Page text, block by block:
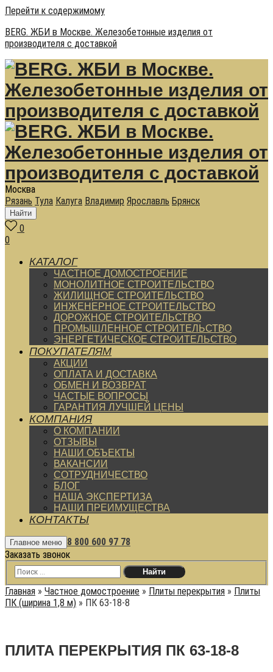
Перейти к содержимому
BERG. ЖБИ в Москве. Железобетонные изделия от
производителя с доставкой
Москва
Рязань Тула Калуга Владимир Ярославль Брянск
Найти
0
0
КАТАЛОГ
ЧАСТНОЕ ДОМОСТРОЕНИЕ
МОНОЛИТНОЕ СТРОИТЕЛЬСТВО
ЖИЛИЩНОЕ СТРОИТЕЛЬСТВО
ИНЖЕНЕРНОЕ СТРОИТЕЛЬСТВО
ДОРОЖНОЕ СТРОИТЕЛЬСТВО
ПРОМЫШЛЕННОЕ СТРОИТЕЛЬСТВО
ЭНЕРГЕТИЧЕСКОЕ СТРОИТЕЛЬСТВО
ПОКУПАТЕЛЯМ
АКЦИИ
ОПЛАТА И ДОСТАВКА
ОБМЕН И ВОЗВРАТ
ЧАСТЫЕ ВОПРОСЫ
ГАРАНТИЯ ЛУЧШЕЙ ЦЕНЫ
КОМПАНИЯ
О КОМПАНИИ
ОТЗЫВЫ
НАШИ ОБЪЕКТЫ
ВАКАНСИИ
СОТРУДНИЧЕСТВО
БЛОГ
НАША ЭКСПЕРТИЗА
НАШИ ПРЕИМУЩЕСТВА
КОНТАКТЫ
Главное меню 8 800 600 97 78
Заказать звонок
Главная » Частное домостроение » Плиты перекрытия » Плиты
ПК (ширина 1,8 м) » ПК 63-18-8
ПЛИТА ПЕРЕКРЫТИЯ ПК 63-18-8